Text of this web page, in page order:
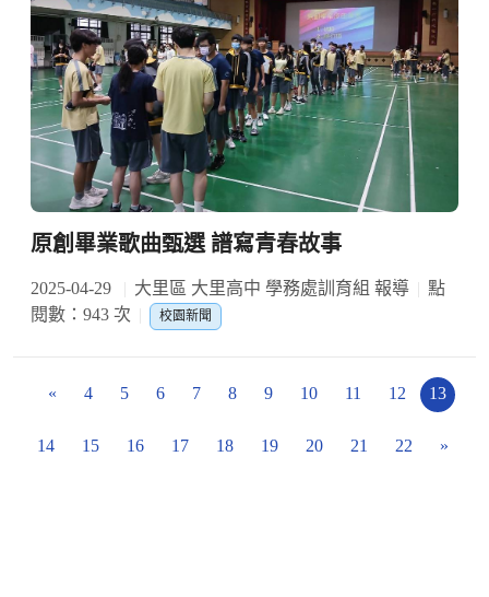
原創畢業歌曲甄選 譜寫青春故事
2025-04-29 大里區 大里高中 學務處訓育組 報導
點
閱數：943 次
校園新聞
« 4 5 6 7 8 9 10 11 12 13
14 15 16 17 18 19 20 21 22 »